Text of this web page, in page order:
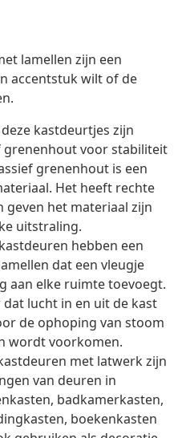
lamellen zijn een
accentstuk wilt of de
kastdeurtjes zijn
grenenhout voor stabiliteit
grenenhout is een
Het heeft rechte
geven het materiaal zijn
uitstraling.
hebben een
dat een vleugje
aan elke ruimte toevoegt.
lucht in en uit de kast
de ophoping van stoom
wordt voorkomen.
met latwerk zijn
van deuren in
badkamerkasten,
boekenkasten